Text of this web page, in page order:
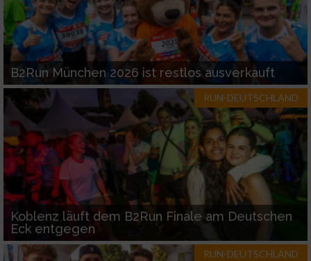
B2Run München 2026 ist restlos ausverkauft
RUN-DEUTSCHLAND
Koblenz läuft dem B2Run Finale am Deutschen
Eck entgegen
RUN-DEUTSCHLAND